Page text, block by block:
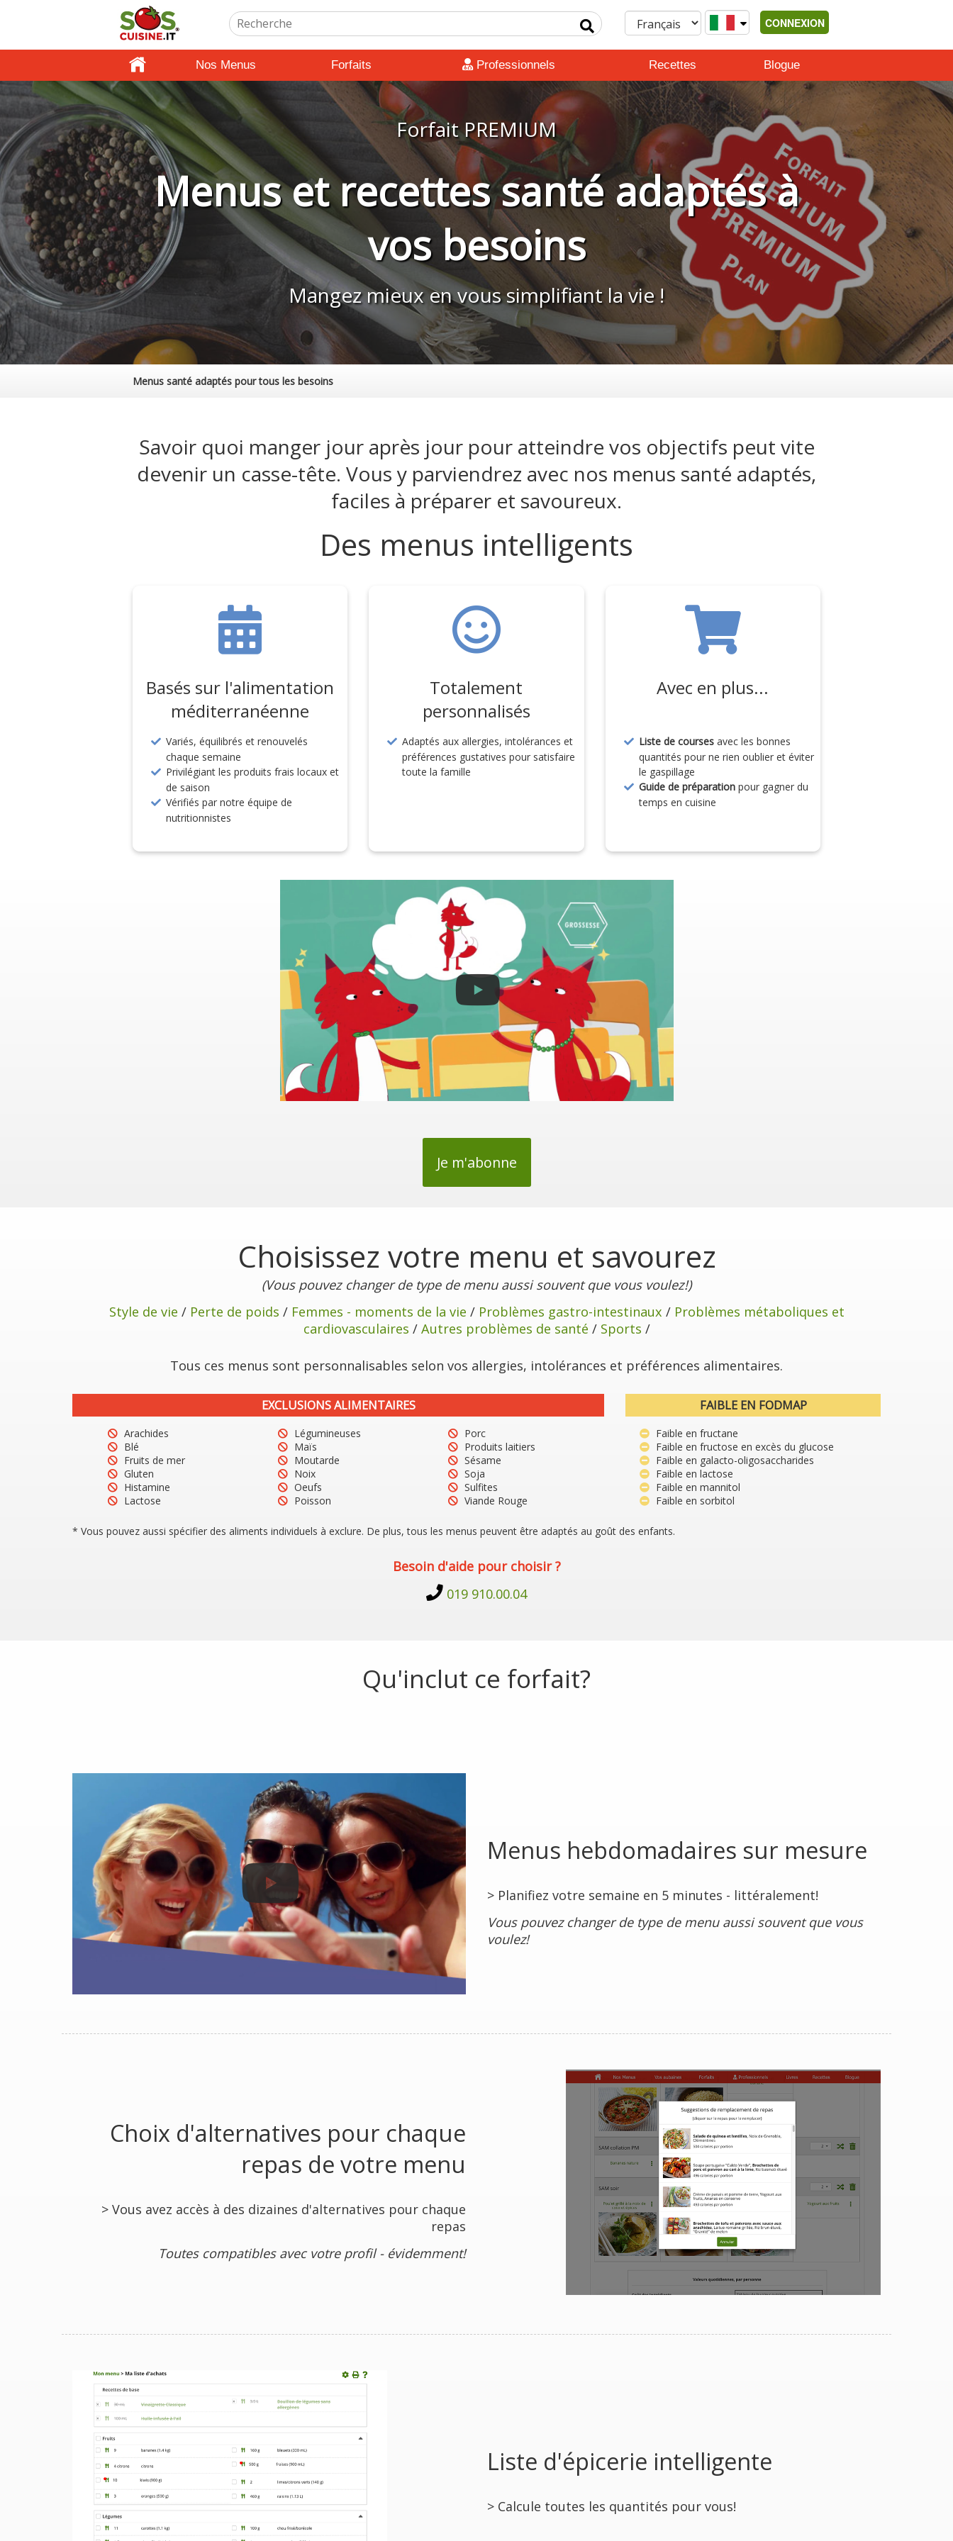
CONNEXION
Nos Menus Forfaits Professionnels Recettes Blogue
Forfait PREMIUM
Menus et recettes santé adaptés à
vos besoins
Mangez mieux en vous simplifiant la vie !
Menus santé adaptés pour tous les besoins
Savoir quoi manger jour après jour pour atteindre vos objectifs peut vite
devenir un casse-tête. Vous y parviendrez avec nos menus santé adaptés,
faciles à préparer et savoureux.
Des menus intelligents
Basés sur l'alimentation
méditerranéenne
Variés, équilibrés et renouvelés
chaque semaine
Privilégiant les produits frais locaux et
de saison
Vérifiés par notre équipe de
nutritionnistes
Totalement
personnalisés
Adaptés aux allergies, intolérances et
préférences gustatives pour satisfaire
toute la famille
Avec en plus...
Liste de coursesavec les bonnes
quantités pour ne rien oublier et éviter
le gaspillage
Guide de préparationpour gagner du
temps en cuisine
Je m'abonne
Choisissez votre menu et savourez
(Vous pouvez changer de type de menu aussi souvent que vous voulez!)
Style de vie / Perte de poids / Femmes - moments de la vie / Problèmes gastro-intestinaux / Problèmes métaboliques et
cardiovasculaires / Autres problèmes de santé / Sports /
Tous ces menus sont personnalisables selon vos allergies, intolérances et préférences alimentaires.
EXCLUSIONS ALIMENTAIRES
Arachides
Blé
Fruits de mer
Gluten
Histamine
Lactose
Légumineuses
Maïs
Moutarde
Noix
Oeufs
Poisson
Porc
Produits laitiers
Sésame
Soja
Sulfites
Viande Rouge
FAIBLE EN FODMAP
Faible en fructane
Faible en fructose en excès du glucose
Faible en galacto-oligosaccharides
Faible en lactose
Faible en mannitol
Faible en sorbitol
* Vous pouvez aussi spécifier des aliments individuels à exclure. De plus, tous les menus peuvent être adaptés au goût des enfants.
Besoin d'aide pour choisir ?
019 910.00.04
Qu'inclut ce forfait?
Menus hebdomadaires sur mesure
> Planifiez votre semaine en 5 minutes - littéralement!
Vous pouvez changer de type de menu aussi souvent que vous
voulez!
Choix d'alternatives pour chaque
repas de votre menu
> Vous avez accès à des dizaines d'alternatives pour chaque
repas
Toutes compatibles avec votre profil - évidemment!
Liste d'épicerie intelligente
> Calcule toutes les quantités pour vous!